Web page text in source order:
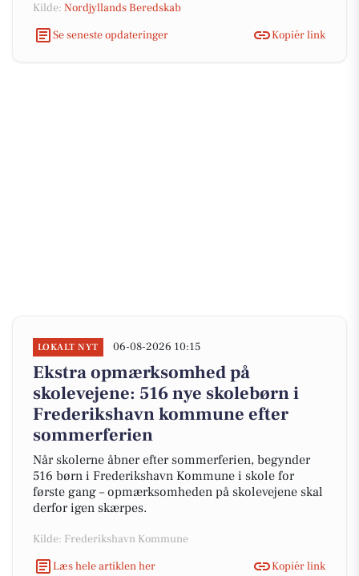
Kilde: Nordjyllands Beredskab
Se seneste opdateringer
Kopiér link
LOKALT NYT 06-08-2026 10:15
Ekstra opmærksomhed på
skolevejene: 516 nye skolebørn i
Frederikshavn kommune efter
sommerferien
Når skolerne åbner efter sommerferien, begynder
516 børn i Frederikshavn Kommune i skole for
første gang – opmærksomheden på skolevejene skal
derfor igen skærpes.
Kilde: Frederikshavn Kommune
Læs hele artiklen her
Kopiér link